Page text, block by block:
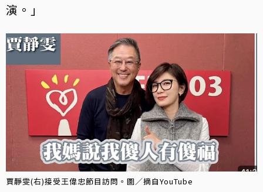
演。」
賈靜雯(右)接受王偉忠節目訪問。圖／摘自YouTube